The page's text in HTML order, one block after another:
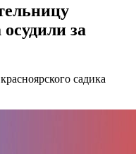
за
садика